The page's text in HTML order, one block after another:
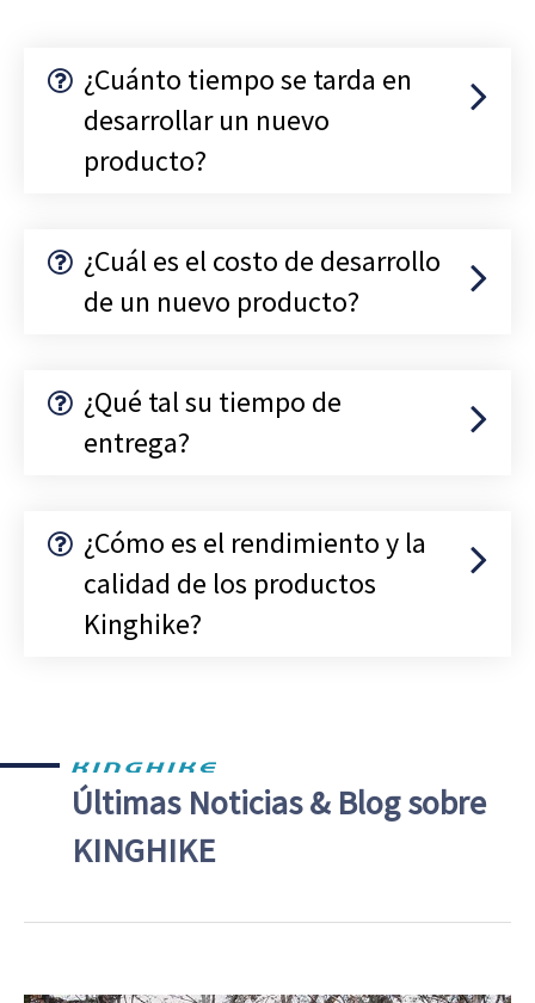
¿Cuánto tiempo se tarda en
desarrollar un nuevo
producto?
¿Cuál es el costo de desarrollo
de un nuevo producto?
¿Qué tal su tiempo de
entrega?
¿Cómo es el rendimiento y la
calidad de los productos
Kinghike?
Últimas Noticias & Blog sobre
KINGHIKE